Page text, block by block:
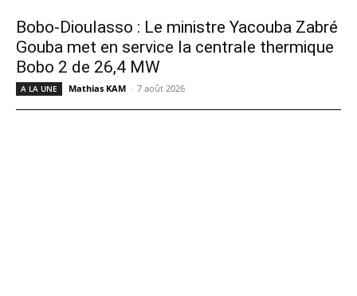
Bobo-Dioulasso : Le ministre Yacouba Zabré
Gouba met en service la centrale thermique
Bobo 2 de 26,4 MW
A LA UNE Mathias KAM - 7 août 2026